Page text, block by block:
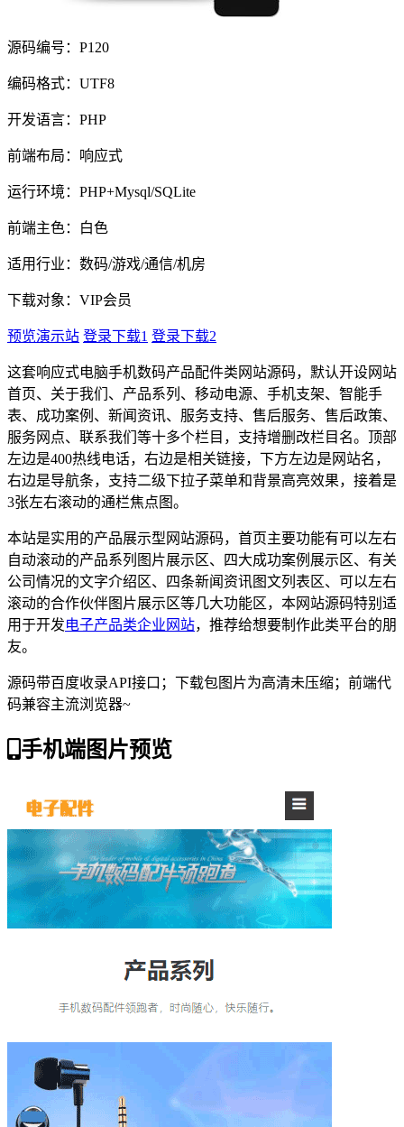
源码编号：P120
编码格式：UTF8
开发语言：PHP
前端布局：响应式
运行环境：PHP+Mysql/SQLite
前端主色：白色
适用行业：数码/游戏/通信/机房
下载对象：VIP会员
预览演示站 登录下载1 登录下载2
这套响应式电脑手机数码产品配件类网站源码，默认开设网站
首页、关于我们、产品系列、移动电源、手机支架、智能手
表、成功案例、新闻资讯、服务支持、售后服务、售后政策、
服务网点、联系我们等十多个栏目，支持增删改栏目名。顶部
左边是400热线电话，右边是相关链接，下方左边是网站名，
右边是导航条，支持二级下拉子菜单和背景高亮效果，接着是
3张左右滚动的通栏焦点图。
本站是实用的产品展示型网站源码，首页主要功能有可以左右
自动滚动的产品系列图片展示区、四大成功案例展示区、有关
公司情况的文字介绍区、四条新闻资讯图文列表区、可以左右
滚动的合作伙伴图片展示区等几大功能区，本网站源码特别适
用于开发电子产品类企业网站，推荐给想要制作此类平台的朋
友。
源码带百度收录API接口；下载包图片为高清未压缩；前端代
码兼容主流浏览器~
手机端图片预览